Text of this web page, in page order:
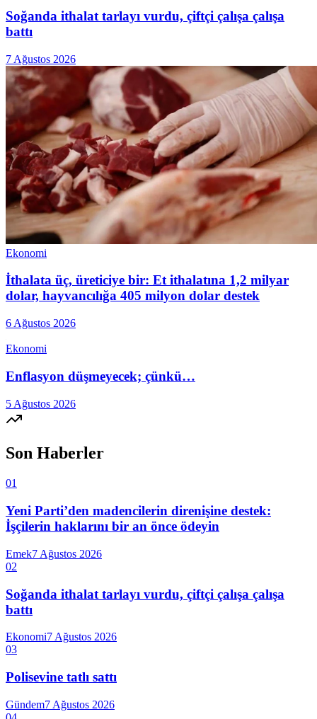
Soğanda ithalat tarlayı vurdu, çiftçi çalışa çalışa
battı
7 Ağustos 2026
Ekonomi
İthalata üç, üreticiye bir: Et ithalatına 1,2 milyar
dolar, hayvancılığa 405 milyon dolar destek
6 Ağustos 2026
Ekonomi
Enflasyon düşmeyecek; çünkü…
5 Ağustos 2026
Son Haberler
01
Yeni Parti’den madencilerin direnişine destek:
İşçilerin haklarını bir an önce ödeyin
Emek7 Ağustos 2026
02
Soğanda ithalat tarlayı vurdu, çiftçi çalışa çalışa
battı
Ekonomi7 Ağustos 2026
03
Polisevine tatlı sattı
Gündem7 Ağustos 2026